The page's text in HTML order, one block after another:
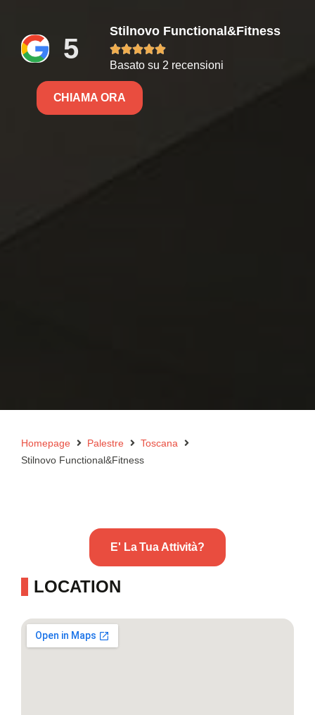
5
Stilnovo Functional&Fitness

Basato su 2 recensioni
CHIAMA ORA
Homepage Palestre
Toscana
Stilnovo Functional&Fitness
E' La Tua Attività?
LOCATION